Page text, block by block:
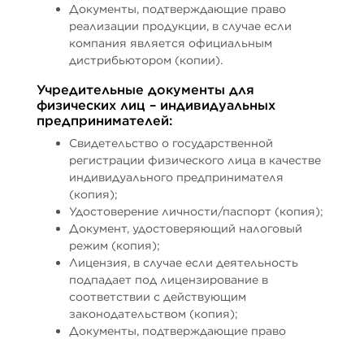
Документы, подтверждающие право
реализации продукции, в случае если
компания является официальным
дистрибьютором (копии).
Учредительные документы для
физических лиц – индивидуальных
предпринимателей:
Свидетельство о государственной
регистрации физического лица в качестве
индивидуального предпринимателя
(копия);
Удостоверение личности/паспорт (копия);
Документ, удостоверяющий налоговый
режим (копия);
Лицензия, в случае если деятельность
подпадает под лицензирование в
соответствии с действующим
законодательством (копия);
Документы, подтверждающие право